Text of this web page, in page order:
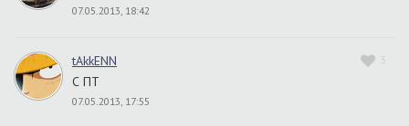
07.05.2013, 18:42
3
tAkkENN
С ПТ
07.05.2013, 17:55